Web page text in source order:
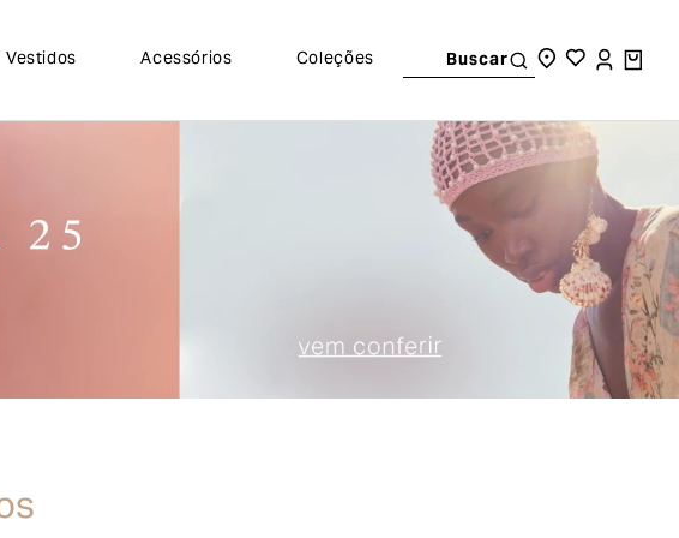
Vestidos Acessórios Coleções Buscar